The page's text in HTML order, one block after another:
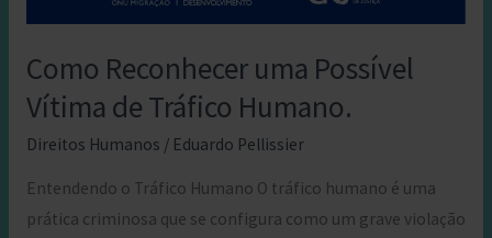
Como Reconhecer uma Possível
Vítima de Tráfico Humano.
Direitos Humanos / Eduardo Pellissier
Entendendo o Tráfico Humano O tráfico humano é uma
prática criminosa que se configura como um grave violação